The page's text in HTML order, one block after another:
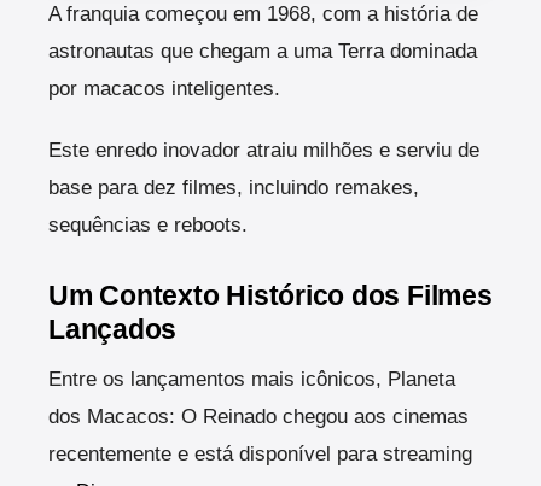
A franquia começou em 1968, com a história de
astronautas que chegam a uma Terra dominada
por macacos inteligentes.
Este enredo inovador atraiu milhões e serviu de
base para dez filmes, incluindo remakes,
sequências e reboots.
Um Contexto Histórico dos Filmes
Lançados
Entre os lançamentos mais icônicos, Planeta
dos Macacos: O Reinado chegou aos cinemas
recentemente e está disponível para streaming